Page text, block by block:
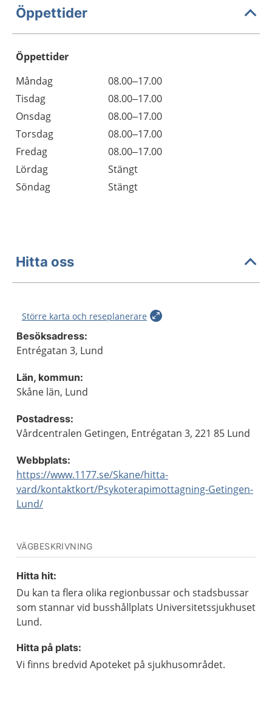
Öppettider
Öppettider
Dag
Öppettider
Kommentarer
Måndag
08.00–17.00
Tisdag
08.00–17.00
Onsdag
08.00–17.00
Torsdag
08.00–17.00
Fredag
08.00–17.00
Lördag
Stängt
Söndag
Stängt
Hitta oss
Större karta och reseplanerare
Besöksadress:
Entrégatan 3, Lund
Län, kommun:
Skåne län, Lund
Postadress:
Vårdcentralen Getingen, Entrégatan 3, 221 85 Lund
Webbplats:
https://www.1177.se/Skane/hitta-
vard/kontaktkort/Psykoterapimottagning-Getingen-
Lund/
VÄGBESKRIVNING
Hitta hit:
Du kan ta flera olika regionbussar och stadsbussar
som stannar vid busshållplats Universitetssjukhuset
Lund.
Hitta på plats:
Vi finns bredvid Apoteket på sjukhusområdet.